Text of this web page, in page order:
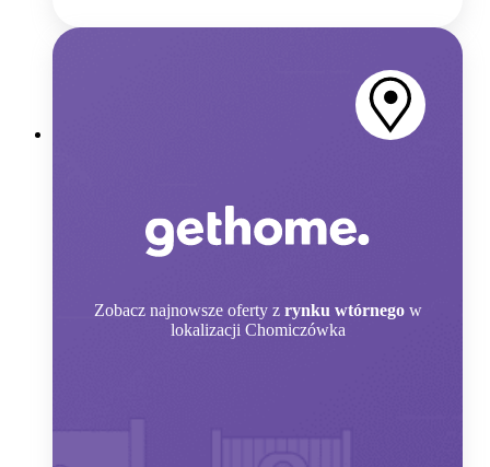
Zobacz najnowsze oferty z rynku wtórnego w
lokalizacji Chomiczówka